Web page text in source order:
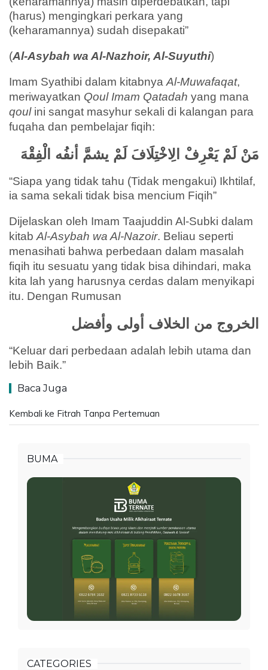
(harus) mengingkari perkara yang
(keharamannya) sudah disepakati”
(Al-Asybah wa Al-Nazhoir, Al-Suyuthi)
Imam Syathibi dalam kitabnya Al-Muwafaqat,
meriwayatkan Qoul Imam Qatadah yang mana
qoulini sangat masyhur sekali di kalangan para
fuqaha dan pembelajar fiqih:
مَنْ لَمْ يَعْرِفْ الِاخْتِلَافَ لَمْ يشمَّ أنفُه الْفِقْهَ
“Siapa yang tidak tahu (Tidak mengakui) Ikhtilaf,
ia sama sekali tidak bisa mencium Fiqih”
Dijelaskan oleh Imam Taajuddin Al-Subki dalam
kitab Al-Asybah wa Al-Nazoir. Beliau seperti
menasihati bahwa perbedaan dalam masalah
fiqih itu sesuatu yang tidak bisa dihindari, maka
kita lah yang harusnya cerdas dalam menyikapi
itu. Dengan Rumusan
الخروج من الخلاف أولى وأفضل
“Keluar dari perbedaan adalah lebih utama dan
lebih Baik.”
Baca Juga
Kembali ke Fitrah Tanpa Pertemuan
BUMA
CATEGORIES